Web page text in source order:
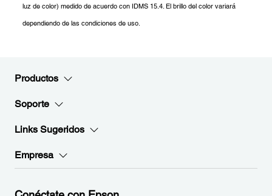
luz de color) medido de acuerdo con IDMS 15.4. El brillo del color variará
dependiendo de las condiciones de uso.
Productos
Soporte
Links Sugeridos
Empresa